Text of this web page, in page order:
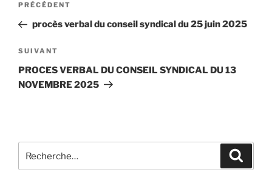
PRÉCÉDENT
procès verbal du conseil syndical du 25 juin 2025
SUIVANT
PROCES VERBAL DU CONSEIL SYNDICAL DU 13
NOVEMBRE 2025